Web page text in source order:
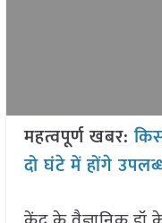
महत्वपूर्ण खबर:
दो घंटे में होंगे